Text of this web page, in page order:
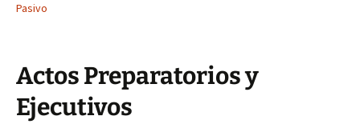
Pasivo
Actos Preparatorios y
Ejecutivos